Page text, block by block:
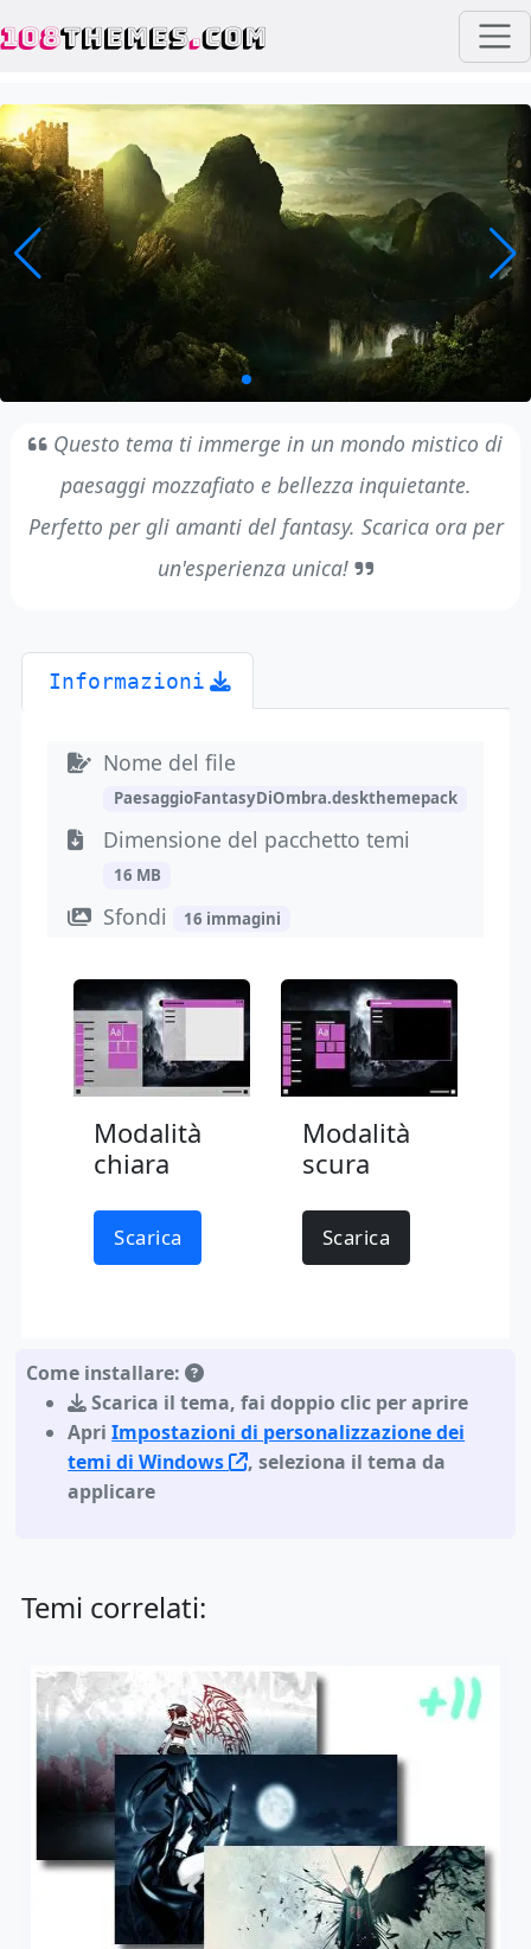
108THEMES.COM
Questo tema ti immerge in un mondo mistico di
paesaggi mozzafiato e bellezza inquietante.
Perfetto per gli amanti del fantasy. Scarica ora per
un'esperienza unica!
Informazioni
Nome del file
PaesaggioFantasyDiOmbra.deskthemepack
Dimensione del pacchetto temi
16 MB
Sfondi 16 immagini
Modalità
chiara
Scarica
Modalità
scura
Scarica
Come installare:
Scarica il tema,fai doppio clic per aprire
ApriImpostazioni di personalizzazione dei
temi di Windows
, seleziona il tema da
applicare
Temi correlati: